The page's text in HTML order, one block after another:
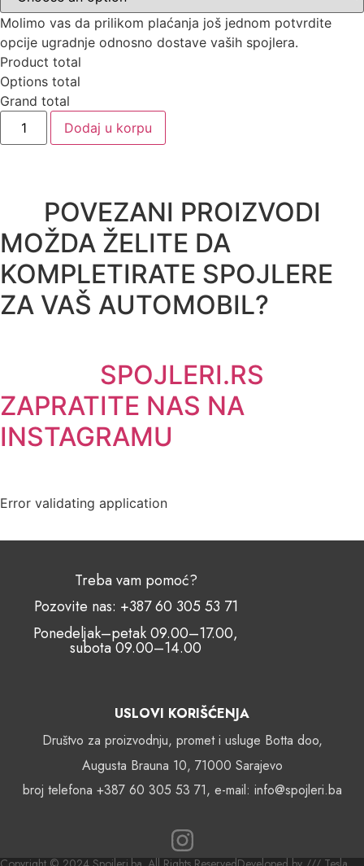
Molimo vas da prilikom plaćanja još jednom potvrdite
opcije ugradnje odnosno dostave vaših spojlera.
Product total
Options total
Grand total
Dodaj u korpu
POVEZANI PROIZVODI
MOŽDA ŽELITE DA
KOMPLETIRATE SPOJLERE
ZA VAŠ AUTOMOBIL?
SPOJLERI.RS
ZAPRATITE NAS NA
INSTAGRAMU
Error validating application
USLOVI KORIŠĆENJA
Društvo za proizvodnju, promet i usluge Botta doo,
Augusta Brauna 10, 71000 Sarajevo
broj telefona +387 60 305 53 71, e-mail: info@spojleri.ba
Treba vam pomoć?
Pozovite nas: +387 60 305 53 71
Ponedeljak–petak 09.00–17.00,
subota 09.00–14.00